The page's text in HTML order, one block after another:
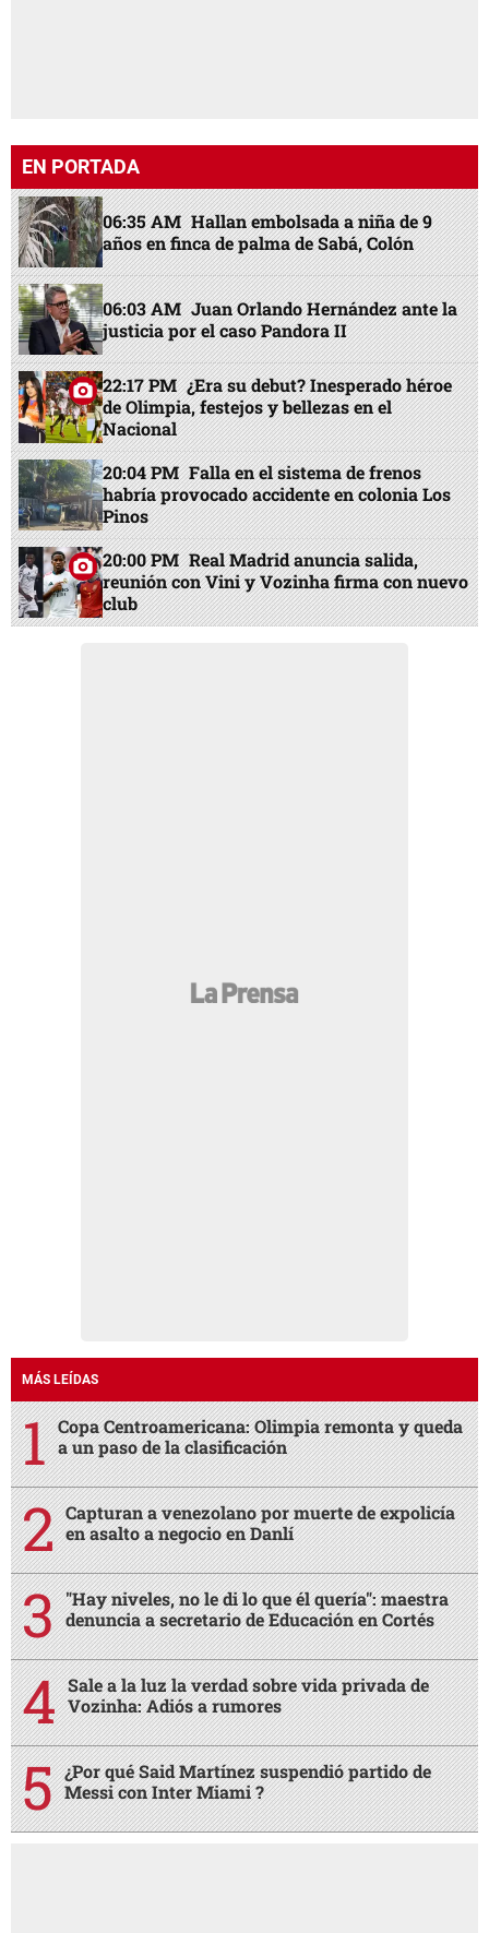
EN PORTADA
06:35 AM Hallan embolsada a niña de 9
años en finca de palma de Sabá, Colón
06:03 AM Juan Orlando Hernández ante la
justicia por el caso Pandora II
22:17 PM ¿Era su debut? Inesperado héroe
de Olimpia, festejos y bellezas en el
Nacional
20:04 PM Falla en el sistema de frenos
habría provocado accidente en colonia Los
Pinos
20:00 PM Real Madrid anuncia salida,
reunión con Vini y Vozinha firma con nuevo
club
MÁS LEÍDAS
Copa Centroamericana: Olimpia remonta y queda
a un paso de la clasificación
Capturan a venezolano por muerte de expolicía
en asalto a negocio en Danlí
"Hay niveles, no le di lo que él quería": maestra
denuncia a secretario de Educación en Cortés
Sale a la luz la verdad sobre vida privada de
Vozinha: Adiós a rumores
¿Por qué Said Martínez suspendió partido de
Messi con Inter Miami ?